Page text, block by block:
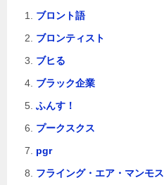
ブロント語
ブロンティスト
ブヒる
ブラック企業
ふんす！
プークスクス
pgr
フライング・エア・マンモス